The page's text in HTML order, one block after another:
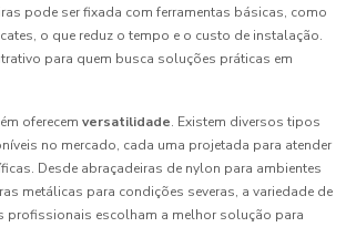
pode ser fixada com ferramentas básicas, como
o que reduz o tempo e o custo de instalação.
para quem busca soluções práticas em
oferecem versatilidade. Existem diversos tipos
no mercado, cada uma projetada para atender
Desde abraçadeiras de nylon para ambientes
metálicas para condições severas, a variedade de
profissionais escolham a melhor solução para